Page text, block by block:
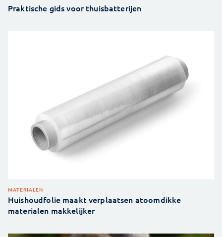
Praktische gids voor thuisbatterijen
MATERIALEN
Huishoudfolie maakt verplaatsen atoomdikke
materialen makkelijker